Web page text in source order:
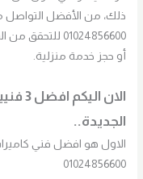
ذلك، من الأفضل التواصل
01024856600
أو حجز خدمة منزلية.
الان
الجديدة..
الاول هو افضل فني
01024856600